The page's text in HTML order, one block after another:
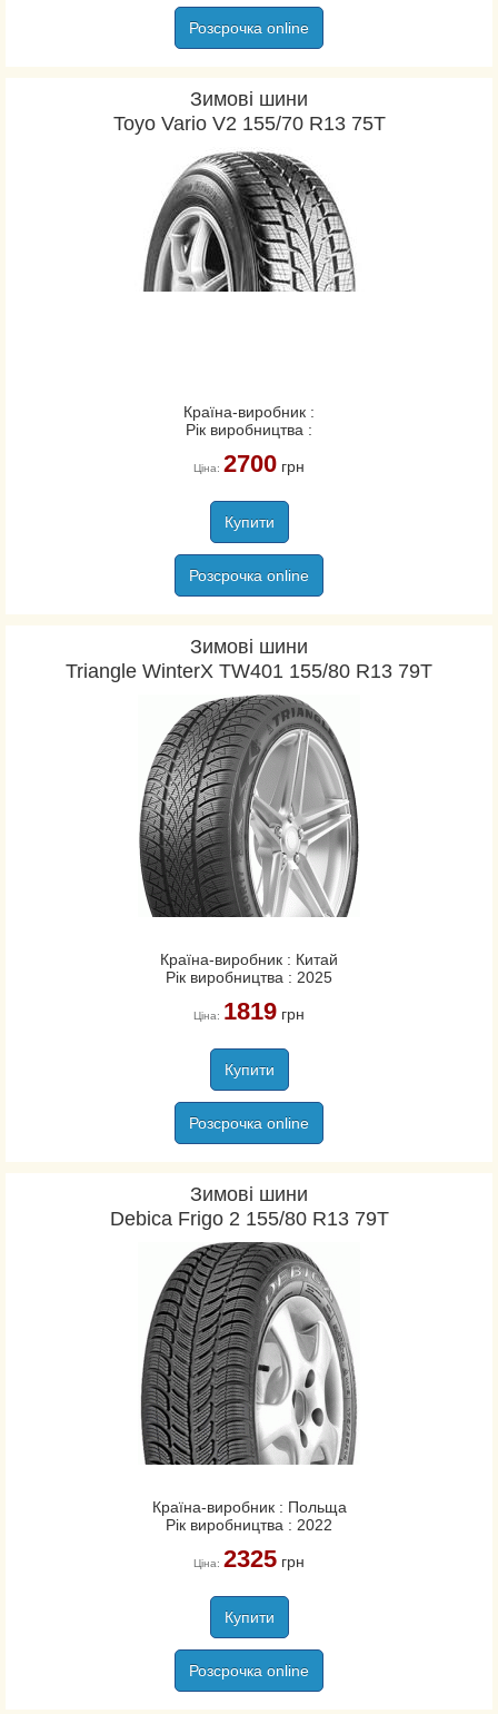
Розсрочка online
Зимові шини
Toyo Vario V2 155/70 R13 75T
Країна-виробник :
Рік виробництва :
Ціна: 2700грн
Купити
Розсрочка online
Зимові шини
Triangle WinterX TW401 155/80 R13 79T
Країна-виробник : Китай
Рік виробництва : 2025
Ціна: 1819грн
Купити
Розсрочка online
Зимові шини
Debica Frigo 2 155/80 R13 79T
Країна-виробник : Польща
Рік виробництва : 2022
Ціна: 2325грн
Купити
Розсрочка online